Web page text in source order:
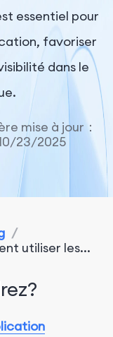
essentiel pour
favoriser
dans le
mise à jour：
23/2025
/
utiliser les...